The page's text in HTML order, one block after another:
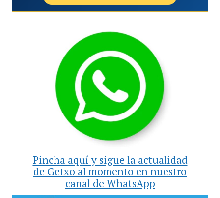
Pincha aquí y sigue la actualidad
de Getxo al momento en nuestro
canal de WhatsApp